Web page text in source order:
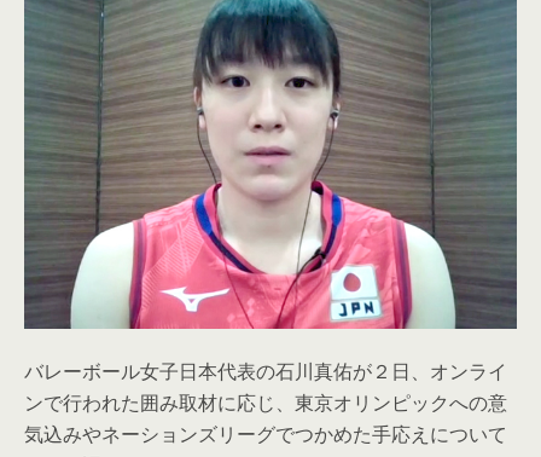
バレーボール女子日本代表の石川真佑が２日、オンライ
ンで行われた囲み取材に応じ、東京オリンピックへの意
気込みやネーションズリーグでつかめた手応えについて